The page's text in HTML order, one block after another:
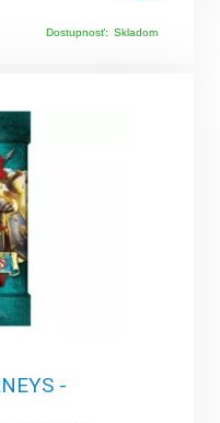
Dostupnosť: Skladom
-